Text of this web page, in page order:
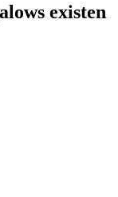
existen